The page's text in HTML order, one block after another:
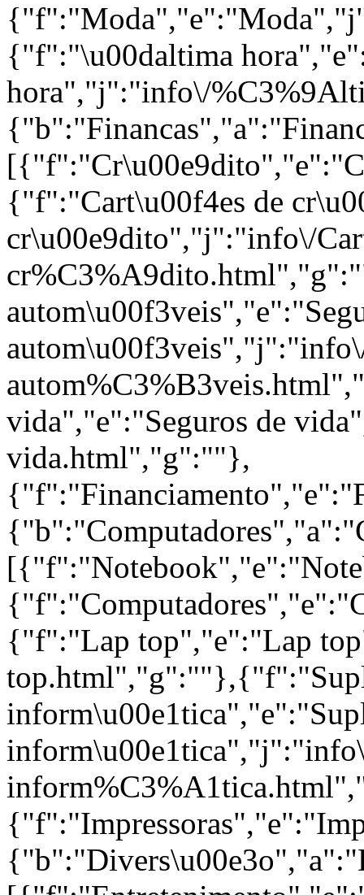
{"f":"\u00daltima
hora","j":"info\/
{"f":"Cart\u00f4es de
cr\u00e9dito","j":"info\/
vida","e":"Seguros de
vida.html","g":""},
{"f":"Lap top","e":"Lap